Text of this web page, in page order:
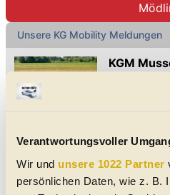
Verantwortungsvoller
Wir und unsere 1022 Partner
persönlichen Daten, wie z. B.
Unsere KG Mobility Meldungen
KGM
Musso und
Design,
PS Diesel, Allrad, bis 3,5 t
KGM
Pick-up
Neuling